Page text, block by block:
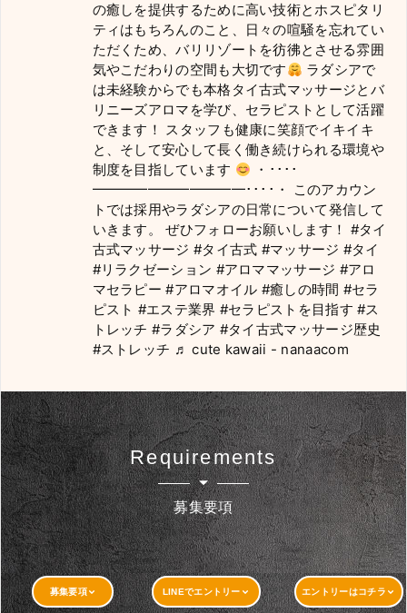
募集要項 エントリーはコチラ
LINEでエントリー
の癒しを提供するために高い技術とホスピタリ
ティはもちろんのこと、日々の喧騒を忘れてい
ただくため、バリリゾートを彷彿とさせる雰囲
気やこだわりの空間も大切です
ラダシアで
は未経験からでも本格タイ古式マッサージとバ
リニーズアロマを学び、セラピストとして活躍
できます！ スタッフも健康に笑顔でイキイキ
と、そして安心して長く働き続けられる環境や
制度を目指しています
・････
━━━━━━━━━━━････・ このアカウン
トでは採用やラダシアの日常について発信して
いきます。 ぜひフォローお願いします！ #タイ
古式マッサージ #タイ古式 #マッサージ #タイ
#リラクゼーション #アロママッサージ #アロ
マセラピー #アロマオイル #癒しの時間 #セラ
ピスト #エステ業界 #セラピストを目指す #ス
トレッチ #ラダシア #タイ古式マッサージ歴史
#ストレッチ ♬ cute kawaii - nanaacom
Requirements
募集要項